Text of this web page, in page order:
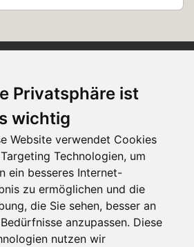
Privatsphäre ist
wichtig
Website verwendet Cookies
Technologien, um
ein besseres Internet-
zu ermöglichen und die
die Sie sehen, besser an
anzupassen. Diese
nutzen wir